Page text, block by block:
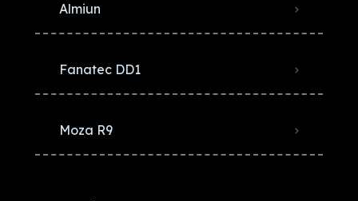
Almiun
Fanatec DD1
Moza R9